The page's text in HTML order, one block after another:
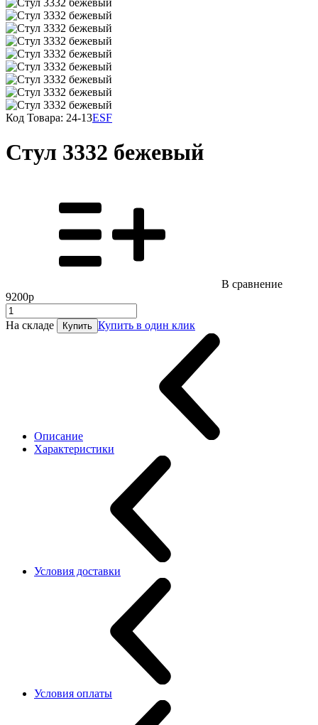
Код Товара: 24-13ESF
Стул 3332 бежевый
В сравнение
9200р
На складе Купить Купить в один клик
Описание
Характеристики
Условия доставки
Условия оплаты